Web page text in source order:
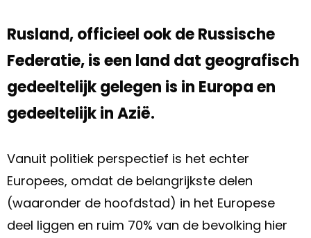
Rusland, officieel ook de Russische
Federatie, is een land dat geografisch
gedeeltelijk gelegen is in Europa en
gedeeltelijk in Azië.
Vanuit politiek perspectief is het echter
Europees, omdat de belangrijkste delen
(waaronder de hoofdstad) in het Europese
deel liggen en ruim 70% van de bevolking hier